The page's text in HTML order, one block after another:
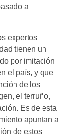
a
expertos
tienen un
por imitación
el país, y que
de los
el terruño,
Es de esta
apuntan a
de estos